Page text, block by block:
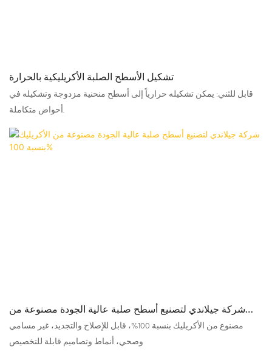
تشكيل الأسطح الصلبة الأكريليكية بالحرارة
قابل للثني: يمكن تشكيله حرارياً إلى أسطح منحنية مزدوجة وتشكيله في
أحواض متكاملة.
شركة جيلاندي لتصنيع أسطح صلبة عالية الجودة مصنوعة من
الأكريليك بنسبة 100%
مصنوع من الأكريليك بنسبة 100%، قابل للإصلاح والتجديد، غير مسامي
وصحي، أنماط وتصاميم قابلة للتخصيص